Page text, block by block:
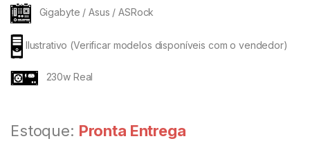
Gigabyte / Asus / ASRock
Ilustrativo (Verificar modelos disponíveis com o vendedor)
230w Real
Estoque: Pronta Entrega